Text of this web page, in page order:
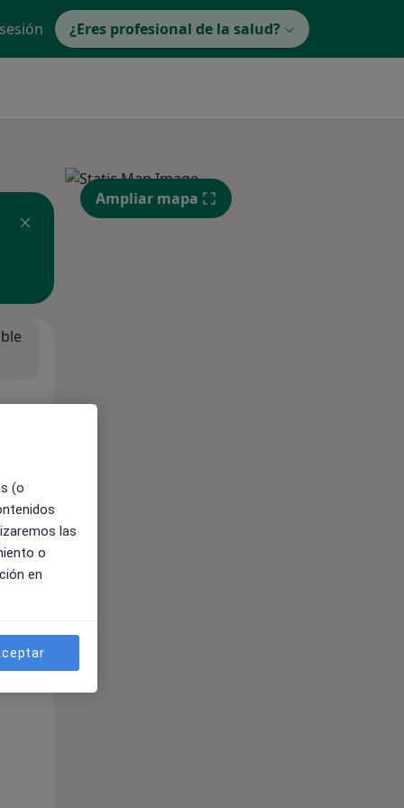
¿Eres profesional de la salud?
Ampliar mapa
(o
las
o
en